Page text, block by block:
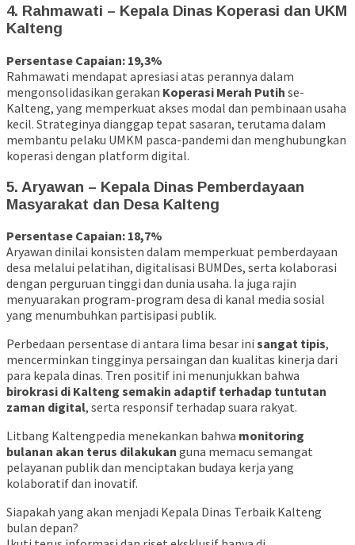
4. Rahmawati – Kepala Dinas Koperasi dan UKM
Kalteng
Persentase Capaian: 19,3%
Rahmawati mendapat apresiasi atas perannya dalam
mengonsolidasikan gerakan Koperasi Merah Putih se-
Kalteng, yang memperkuat akses modal dan pembinaan usaha
kecil. Strateginya dianggap tepat sasaran, terutama dalam
membantu pelaku UMKM pasca-pandemi dan menghubungkan
koperasi dengan platform digital.
5. Aryawan – Kepala Dinas Pemberdayaan
Masyarakat dan Desa Kalteng
Persentase Capaian: 18,7%
Aryawan dinilai konsisten dalam memperkuat pemberdayaan
desa melalui pelatihan, digitalisasi BUMDes, serta kolaborasi
dengan perguruan tinggi dan dunia usaha. Ia juga rajin
menyuarakan program-program desa di kanal media sosial
yang menumbuhkan partisipasi publik.
Perbedaan persentase di antara lima besar ini sangat tipis,
mencerminkan tingginya persaingan dan kualitas kinerja dari
para kepala dinas. Tren positif ini menunjukkan bahwa
birokrasi di Kalteng semakin adaptif terhadap tuntutan
zaman digital, serta responsif terhadap suara rakyat.
Litbang Kaltengpedia menekankan bahwa monitoring
bulanan akan terus dilakukan guna memacu semangat
pelayanan publik dan menciptakan budaya kerja yang
kolaboratif dan inovatif.
Siapakah yang akan menjadi Kepala Dinas Terbaik Kalteng
bulan depan?